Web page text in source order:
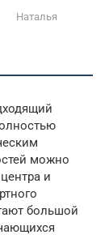
Наталья
можно
и
большой